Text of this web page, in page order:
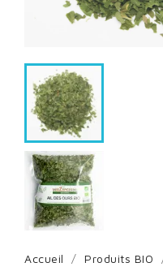
Accueil Produits BIO